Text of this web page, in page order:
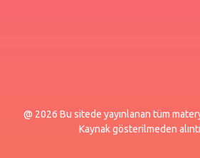
@ 2026 Bu sitede yayınlanan tüm
Kaynak gösterilmeden